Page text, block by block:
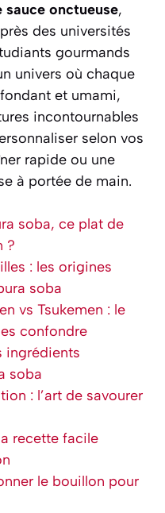
sauce onctueuse,
des universités
gourmands
univers où chaque
et umami,
incontournables
selon vos
rapide ou une
à portée de main.
soba, ce plat de
?
: les origines
soba
vs Tsukemen : le
confondre
ingrédients
soba
: l’art de savourer
recette facile
le bouillon pour